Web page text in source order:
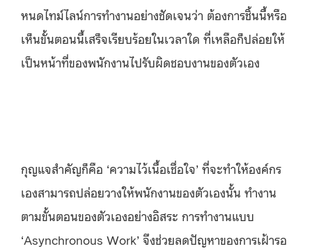
หนดไทม์ไลน์การทำงานอย่างชัดเจนว่า ต้องการชิ้นนี้หรือ
เห็นขั้นตอนนี้เสร็จเรียบร้อยในเวลาใด ที่เหลือก็ปล่อยให้
เป็นหน้าที่ของพนักงานไปรับผิดชอบงานของตัวเอง
กุญแจสำคัญก็คือ ‘ความไว้เนื้อเชื่อใจ’ ที่จะทำให้องค์กร
เองสามารถปล่อยวางให้พนักงานของตัวเองนั้น ทำงาน
ตามขั้นตอนของตัวเองอย่างอิสระ การทำงานแบบ
‘Asynchronous Work’ จึงช่วยลดปัญหาของการเฝ้ารอ